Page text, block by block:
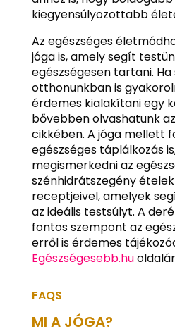
kiegyensúlyozottabb
Az egészséges
jóga is, amely segít
egészségesen tartani.
otthonunkban is
érdemes kialakítani egy
bővebben olvashatunk az
cikkében. A jóga mellett
egészséges táplálkozás
megismerkedni az
szénhidrátszegény
receptjeivel, amelyek
az ideális testsúlyt. A
fontos szempont az
erről is érdemes
Egészségesebb.hu
FAQS
MI A JÓGA?